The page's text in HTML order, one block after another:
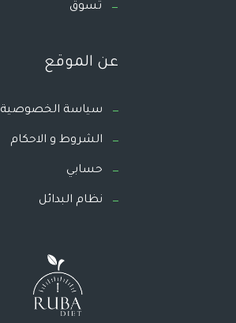
تسوق
عن الموقع
سياسة الخصوصية
الشروط و الاحكام
حسابي
نظام البدائل